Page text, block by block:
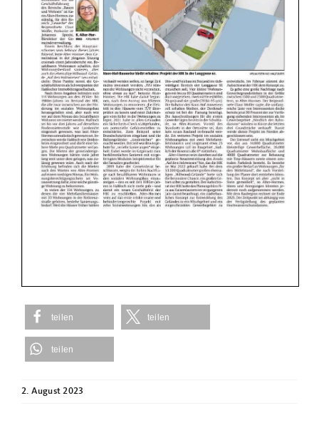
teilen teilen
teilen
2. August 2023